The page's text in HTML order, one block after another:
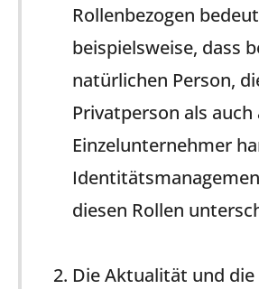
Rollenbezogen
beispielsweise, dass
natürlichen Person,
Privatperson als auch
Einzelunternehmer
diesen Rollen
Die Aktualität und